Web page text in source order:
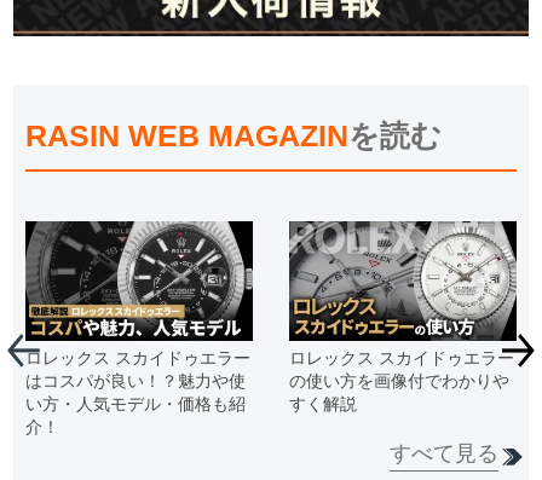
RASIN WEB MAGAZINを読む
ロレックス スカイドゥエラー
はコスパが良い！？魅力や使
い方・人気モデル・価格も紹
介！
ロレックス スカイドゥエラー
の使い方を画像付でわかりや
すく解説
すべて見る